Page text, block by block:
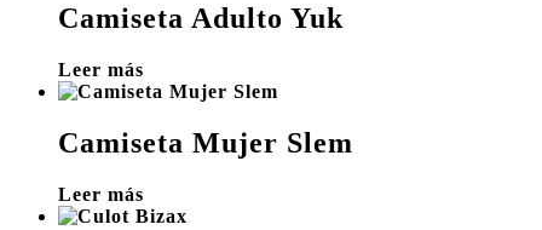
Camiseta Adulto Yuk
Leer más
Camiseta Mujer Slem
Leer más